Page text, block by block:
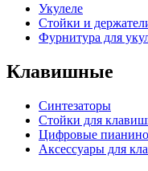
Укулеле
Стойки и
Фурнитура для
Клавишные
Синтезаторы
Стойки для
Цифровые пианино
Аксессуары для